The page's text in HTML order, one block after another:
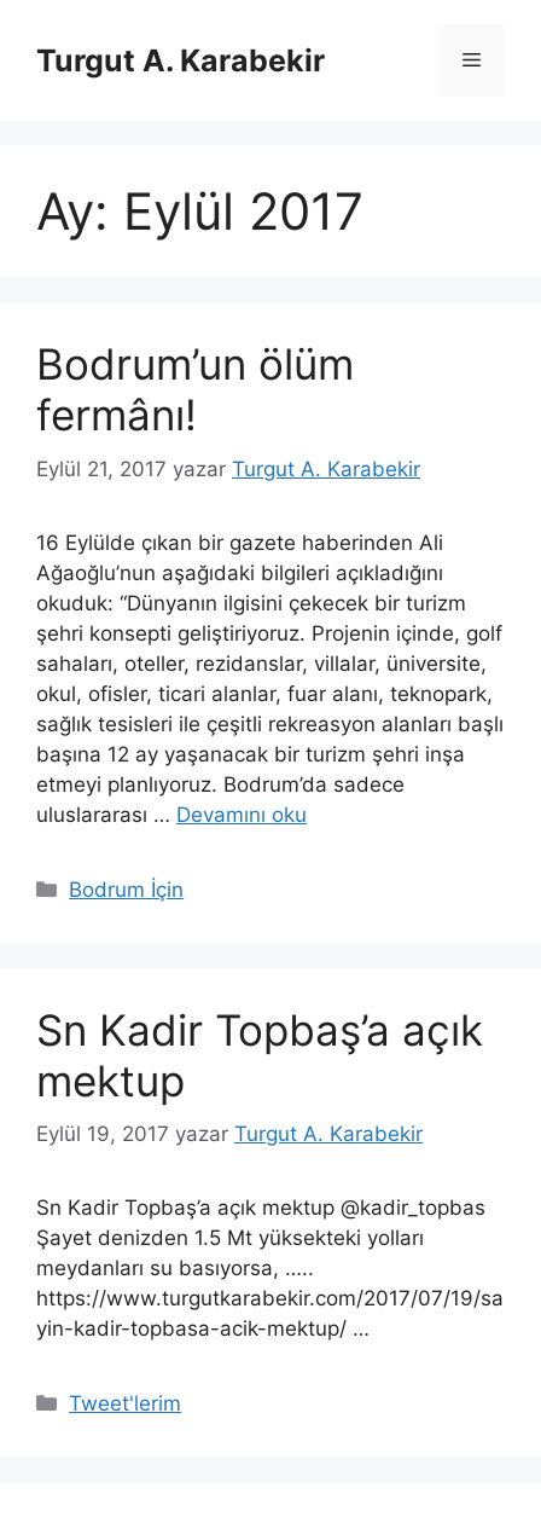
Turgut A. Karabekir Menü
Ay: Eylül 2017
Bodrum’un ölüm
fermânı!
Eylül 21, 2017 yazar Turgut A. Karabekir
16 Eylülde çıkan bir gazete haberinden Ali
Ağaoğlu’nun aşağıdaki bilgileri açıkladığını
okuduk: “Dünyanın ilgisini çekecek bir turizm
şehri konsepti geliştiriyoruz. Projenin içinde, golf
sahaları, oteller, rezidanslar, villalar, üniversite,
okul, ofisler, ticari alanlar, fuar alanı, teknopark,
sağlık tesisleri ile çeşitli rekreasyon alanları başlı
başına 12 ay yaşanacak bir turizm şehri inşa
etmeyi planlıyoruz. Bodrum’da sadece
uluslararası … Devamını oku
Kategoriler
Bodrum İçin
Sn Kadir Topbaş’a açık
mektup
Eylül 19, 2017 yazar Turgut A. Karabekir
Sn Kadir Topbaş’a açık mektup @kadir_topbas
Şayet denizden 1.5 Mt yüksekteki yolları
meydanları su basıyorsa, …..
https://www.turgutkarabekir.com/2017/07/19/sa
yin-kadir-topbasa-acik-mektup/ …
Kategoriler
Tweet'lerim